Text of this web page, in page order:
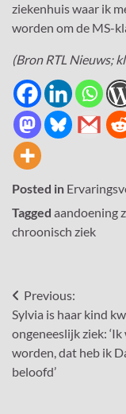
ziekenhuis waar ik
worden om de MS-
(Bron RTL Nieuws;
Posted in
Tagged aandoening
chroonisch ziek
Bericht
navigatie
Previous:
Sylvia is haar kind
ongeneeslijk ziek:
worden, dat heb ik
beloofd’